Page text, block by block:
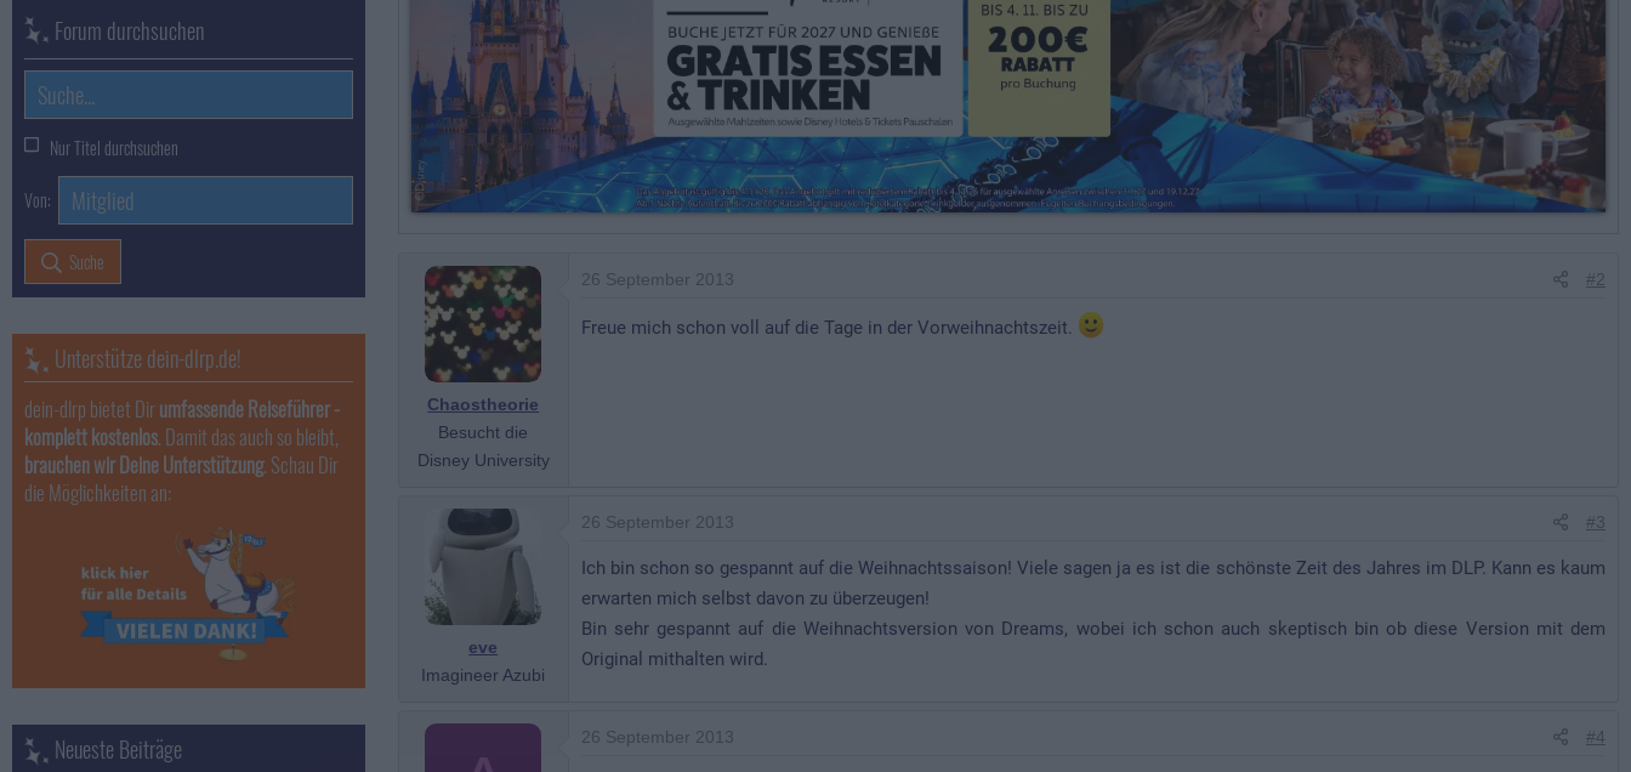
Chaostheorie
Besucht die
Disney University
26 September 2013 #2
Freue mich schon voll auf die Tage in der Vorweihnachtszeit.
eve
Imagineer Azubi
26 September 2013 #3
Ich bin schon so gespannt auf die Weihnachtssaison! Viele sagen ja es ist die schönste Zeit des Jahres im DLP. Kann es kaum
erwarten mich selbst davon zu überzeugen!
Bin sehr gespannt auf die Weihnachtsversion von Dreams, wobei ich schon auch skeptisch bin ob diese Version mit dem
Original mithalten wird.
26 September 2013 #4
Forum durchsuchen
Nur Titel durchsuchen
Von:
Suche
Unterstütze dein-dlrp.de!
dein-dlrp bietet Dirumfassende Reiseführer -
komplett kostenlos. Damit das auch so bleibt,
brauchen wir Deine Unterstützung. Schau Dir
die Möglichkeiten an:
Neueste Beiträge